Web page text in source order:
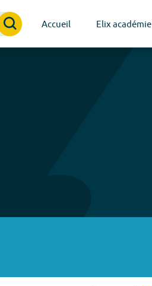
Accueil Elix académie